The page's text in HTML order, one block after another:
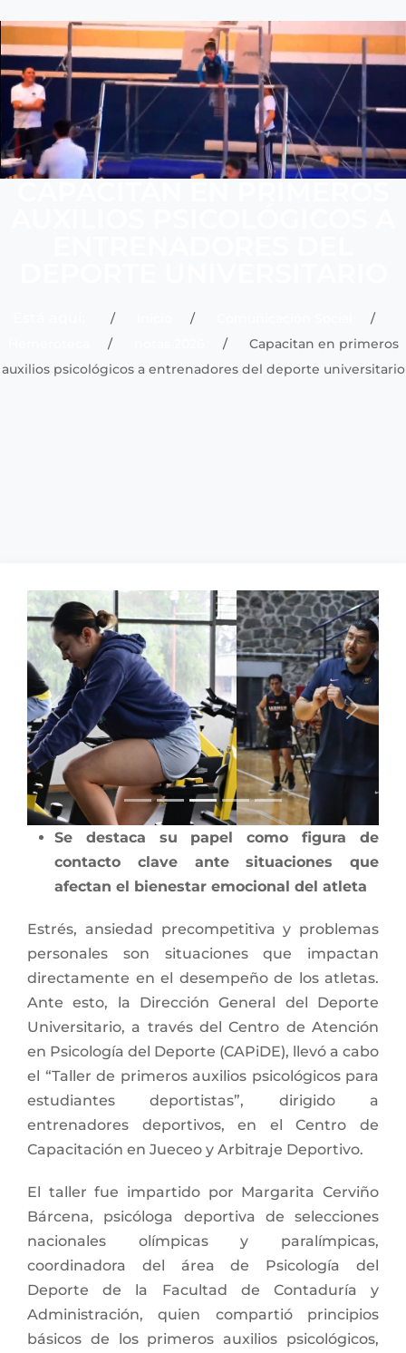
Capacitan en primeros
auxilios psicológicos a entrenadores del deporte universitario
Se destaca su papel como figura de
contacto clave ante situaciones que
afectan el bienestar emocional del atleta
Estrés, ansiedad precompetitiva y problemas
personales son situaciones que impactan
directamente en el desempeño de los atletas.
Ante esto, la Dirección General del Deporte
Universitario, a través del Centro de Atención
en Psicología del Deporte (CAPiDE), llevó a cabo
el “Taller de primeros auxilios psicológicos para
estudiantes deportistas”, dirigido a
entrenadores deportivos, en el Centro de
Capacitación en Jueceo y Arbitraje Deportivo.
El taller fue impartido por Margarita Cerviño
Bárcena, psicóloga deportiva de selecciones
nacionales olímpicas y paralímpicas,
coordinadora del área de Psicología del
Deporte de la Facultad de Contaduría y
Administración, quien compartió principios
básicos de los primeros auxilios psicológicos,